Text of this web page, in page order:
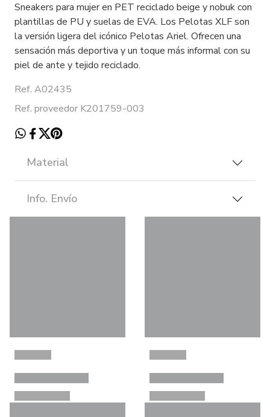
Sneakers para mujer en PET reciclado beige y nobuk con
plantillas de PU y suelas de EVA. Los Pelotas XLF son
la versión ligera del icónico Pelotas Ariel. Ofrecen una
sensación más deportiva y un toque más informal con su
piel de ante y tejido reciclado.
Ref. A02435
Ref. proveedor K201759-003
Material
Info. Envío